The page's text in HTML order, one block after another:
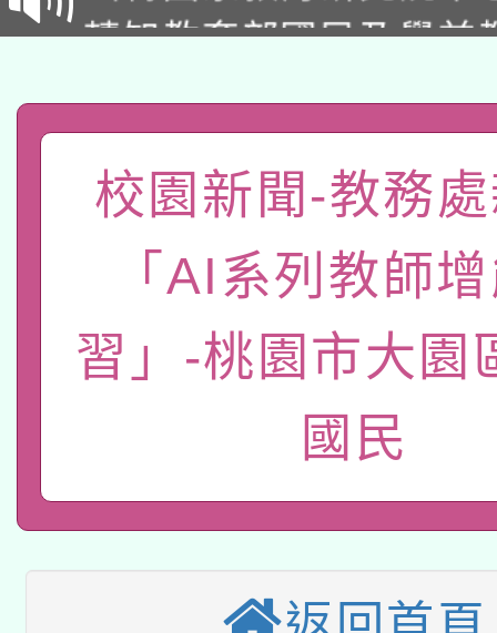
年度健康促進學校輔導
業成長研習」實施計畫
原住民族教育政策研討
轉知教育部國民及學前
師專業成長研習實施計
方素養工作坊新北場」
族語言臺北學習中心
「族語學習班」招生簡
轉知有關國立成功大學
文教學共融平台-教案
件」活動簡章
教育部國民及學前教
年度COVID-19疫苗接
接種對象擴大為「滿6
接種之民眾」措施，延
本市兒童口腔健康促進
宣導素材2份，請協助
管道加強宣導
有關銓敘部建置「公務
得重審後實發金額試算
機關學校轉知所屬退休
「115年度教育部國民
辦理性別平等教育建置
衛生局辦理之「115年
菸害防制實體解謎活動
轉知教育部國民及學前
國立臺灣師範大學辦理
年度健康促進學校輔導
函轉國家教育研究院中
原住民族教育政策研討
轉知教育部國民及學前
校園新聞-教務
「AI系列教師
習」-桃園市大園
國民